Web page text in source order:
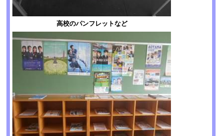
高校のパンフレットなど